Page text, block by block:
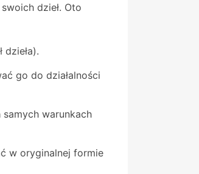
dzieł. Oto
go do działalności
warunkach
w oryginalnej formie